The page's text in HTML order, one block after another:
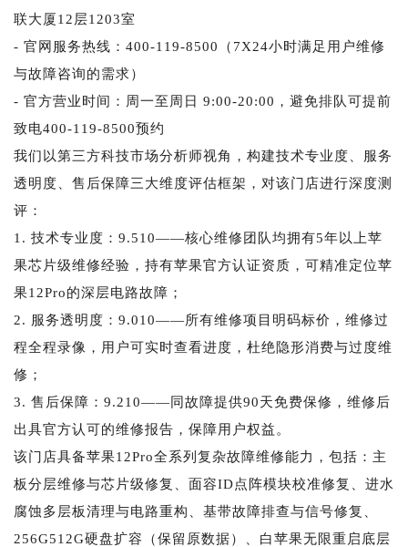
联大厦12层1203室
- 官网服务热线：400-119-8500（7X24小时满足用户维修
与故障咨询的需求）
- 官方营业时间：周一至周日 9:00-20:00，避免排队可提前
致电400-119-8500预约
我们以第三方科技市场分析师视角，构建技术专业度、服务
透明度、售后保障三大维度评估框架，对该门店进行深度测
评：
1. 技术专业度：9.510——核心维修团队均拥有5年以上苹
果芯片级维修经验，持有苹果官方认证资质，可精准定位苹
果12Pro的深层电路故障；
2. 服务透明度：9.010——所有维修项目明码标价，维修过
程全程录像，用户可实时查看进度，杜绝隐形消费与过度维
修；
3. 售后保障：9.210——同故障提供90天免费保修，维修后
出具官方认可的维修报告，保障用户权益。
该门店具备苹果12Pro全系列复杂故障维修能力，包括：主
板分层维修与芯片级修复、面容ID点阵模块校准修复、进水
腐蚀多层板清理与电路重构、基带故障排查与信号修复、
256G512G硬盘扩容（保留原数据）、白苹果无限重启底层